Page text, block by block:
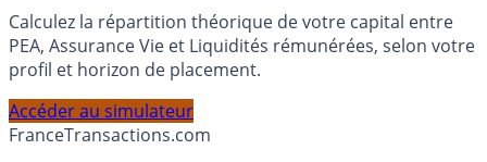
Simulateur d'Allocation
Calculez la répartition théorique de votre capital entre
profil et horizon de placement.